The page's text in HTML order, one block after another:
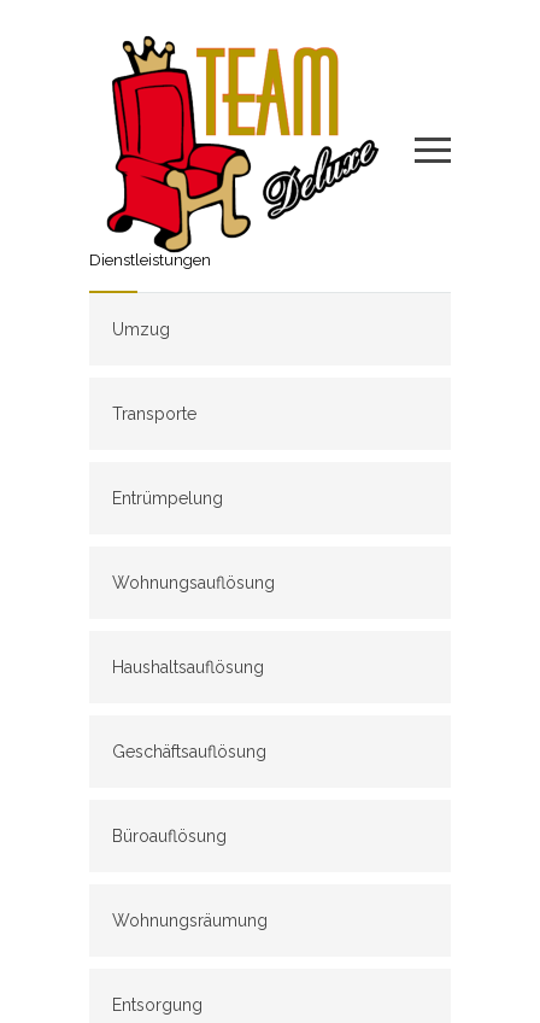
Dienstleistungen
Umzug
Transporte
Entrümpelung
Wohnungsauflösung
Haushaltsauflösung
Geschäftsauflösung
Büroauflösung
Wohnungsräumung
Entsorgung